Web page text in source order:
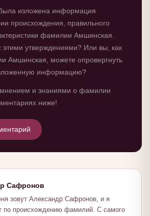
изложена информация
происхождения, правильного
фамилии Амшинская.
утверждениями? Или вы, как
Амшинская, можете опровергнуть
информацию?
и знаниями о фамилии
ниже!
Сафронов
зовут Александр Сафронов, и я
по происхождению фамилий. С самого